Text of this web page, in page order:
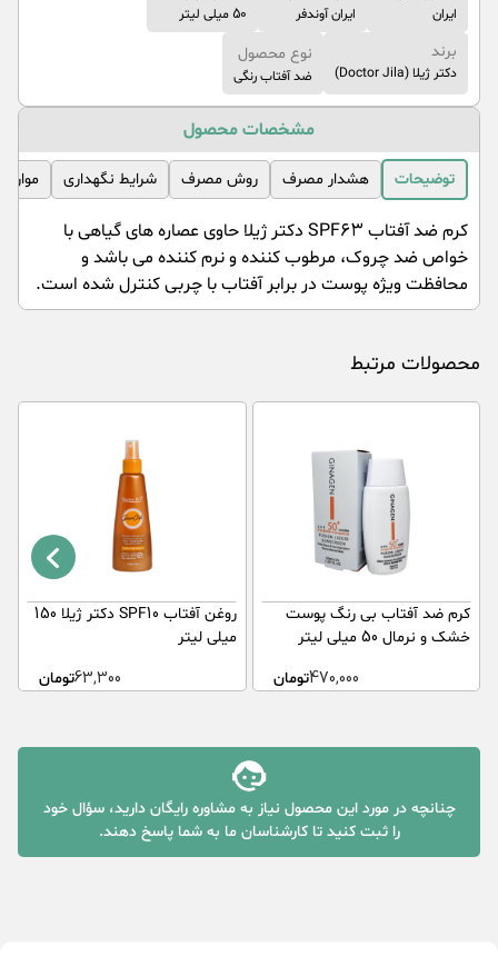
ایران ایران آوندفر 50 میلی لیتر
برند
دکتر ژیلا (Doctor Jila)
نوع محصول
ضد آفتاب رنگی
مشخصات محصول
توضیحات هشدار مصرف روش مصرف شرایط نگهداری
کرم ضد آفتاب SPF۶۳ دکتر ژیلا حاوی عصاره های گیاهی با
خواص ضد چروک، مرطوب کننده و نرم کننده می باشد و
محافظت ویژه پوست در برابر آفتاب با چربی کنترل شده است.
محصولات مرتبط
کرم ضد آفتاب بی رنگ پوست
خشک و نرمال 50 میلی لیتر
470,000تومان
روغن آفتاب SPF10 دکتر ژیلا 150
میلی لیتر
63,300تومان
چنانچه در مورد این محصول نیاز به مشاوره رایگان دارید، سؤال خود
را ثبت کنید تا کارشناسان ما به شما پاسخ دهند.